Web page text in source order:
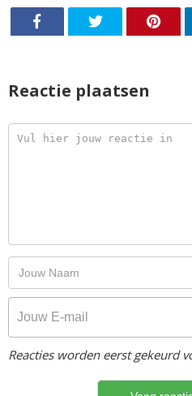
Reactie plaatsen
Reacties worden eerst gekeurd